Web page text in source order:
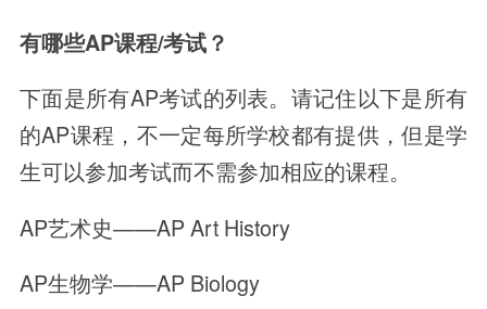
有哪些AP课程/考试？
下面是所有AP考试的列表。请记住以下是所有
的AP课程，不一定每所学校都有提供，但是学
生可以参加考试而不需参加相应的课程。
AP艺术史——AP Art History
AP生物学——AP Biology